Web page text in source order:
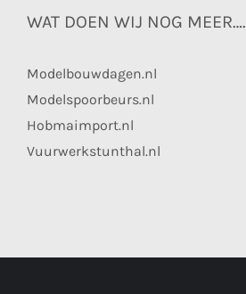
WAT DOEN WIJ NOG MEER….
Modelbouwdagen.nl
Modelspoorbeurs.nl
Hobmaimport.nl
Vuurwerkstunthal.nl